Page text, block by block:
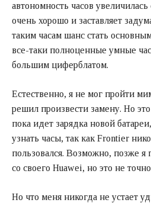
автономность часов
очень хорошо и заставляет
таким часам шанс стать
все-таки полноценные умные
большим циферблатом.
Естественно, я не мог пройти
решил произвести замену. Но
пока идет зарядка новой
узнать часы, так как Frontier
пользовался. Возможно, позже я
со своего Huawei, но это не
Но что меня никогда не устает